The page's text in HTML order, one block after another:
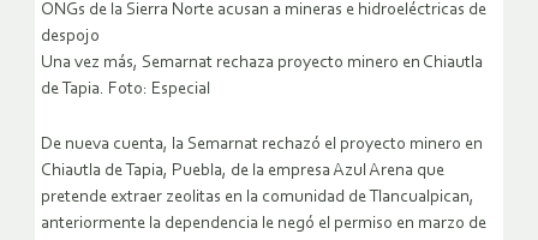
ONGs de la Sierra Norte acusan a mineras e hidroeléctricas de
despojo
Una vez más, Semarnat rechaza proyecto minero en Chiautla
de Tapia. Foto: Especial
De nueva cuenta, la Semarnat rechazó el proyecto minero en
Chiautla de Tapia, Puebla, de la empresa Azul Arena que
pretende extraer zeolitas en la comunidad de Tlancualpican,
anteriormente la dependencia le negó el permiso en marzo de